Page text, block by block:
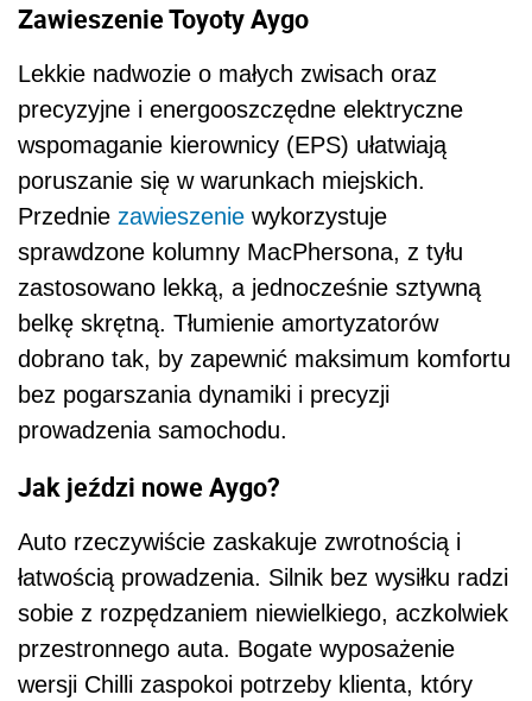
Zawieszenie Toyoty Aygo
Lekkie nadwozie o małych zwisach oraz
precyzyjne i energooszczędne elektryczne
wspomaganie kierownicy (EPS) ułatwiają
poruszanie się w warunkach miejskich.
Przednie zawieszenie wykorzystuje
sprawdzone kolumny MacPhersona, z tyłu
zastosowano lekką, a jednocześnie sztywną
belkę skrętną. Tłumienie amortyzatorów
dobrano tak, by zapewnić maksimum komfortu
bez pogarszania dynamiki i precyzji
prowadzenia samochodu.
Jak jeździ nowe Aygo?
Auto rzeczywiście zaskakuje zwrotnością i
łatwością prowadzenia. Silnik bez wysiłku radzi
sobie z rozpędzaniem niewielkiego, aczkolwiek
przestronnego auta. Bogate wyposażenie
wersji Chilli zaspokoi potrzeby klienta, który